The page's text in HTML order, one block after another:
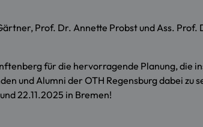
Prof. Dr. Annette Probst und Ass. Prof.
für die hervorragende Planung, die
und Alumni der OTH Regensburg dabei zu
22.11.2025 in Bremen!